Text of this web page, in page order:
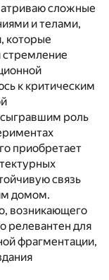
сложные
и телами,
которые
стремление
к критическим
роль
приобретает
связь
домом.
возникающего
релевантен для
фрагментации,